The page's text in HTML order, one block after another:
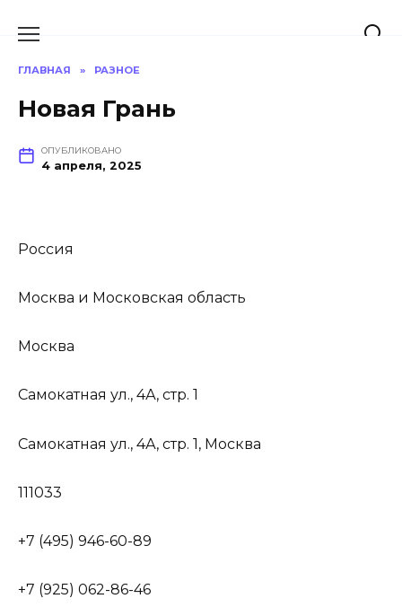
ГЛАВНАЯ » РАЗНОЕ
Новая Грань
ОПУБЛИКОВАНО
4 апреля, 2025
Россия
Москва и Московская область
Москва
Самокатная ул., 4А, стр. 1
Самокатная ул., 4А, стр. 1, Москва
111033
+7 (495) 946-60-89
+7 (925) 062-86-46